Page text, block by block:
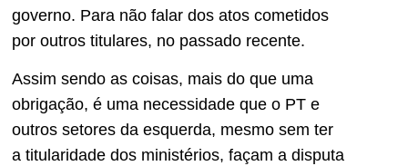
governo. Para não falar dos atos cometidos
por outros titulares, no passado recente.
Assim sendo as coisas, mais do que uma
obrigação, é uma necessidade que o PT e
outros setores da esquerda, mesmo sem ter
a titularidade dos ministérios, façam a disputa